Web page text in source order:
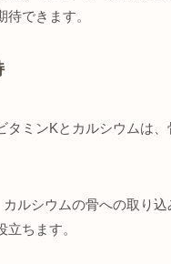
できます。
タミンKとカルシウムは
ルシウムの骨への取り込
ちます。